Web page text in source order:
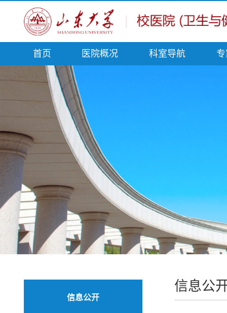
首页 医院概况 科室导航
信息公开
信息公